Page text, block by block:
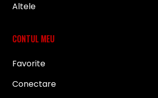
Altele
CONTUL MEU
Favorite
Conectare